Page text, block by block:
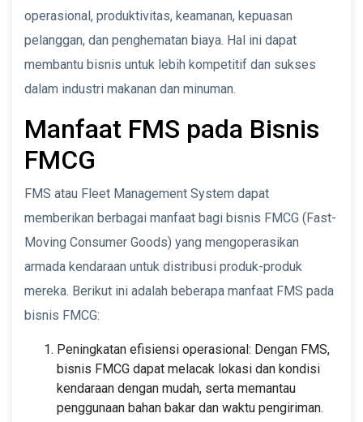
operasional, produktivitas, keamanan, kepuasan
pelanggan, dan penghematan biaya. Hal ini dapat
membantu bisnis untuk lebih kompetitif dan sukses
dalam industri makanan dan minuman.
Manfaat FMS pada Bisnis
FMCG
FMS atau Fleet Management System dapat
memberikan berbagai manfaat bagi bisnis FMCG (Fast-
Moving Consumer Goods) yang mengoperasikan
armada kendaraan untuk distribusi produk-produk
mereka. Berikut ini adalah beberapa manfaat FMS pada
bisnis FMCG:
Peningkatan efisiensi operasional: Dengan FMS,
bisnis FMCG dapat melacak lokasi dan kondisi
kendaraan dengan mudah, serta memantau
penggunaan bahan bakar dan waktu pengiriman.